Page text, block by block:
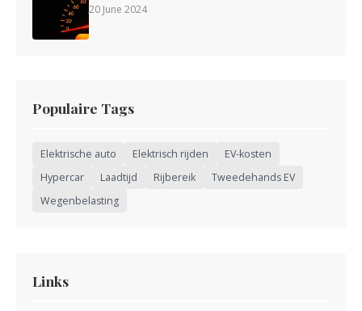
20 June 2024
Populaire Tags
Elektrische auto Elektrisch rijden
EV-kosten
Hypercar
Laadtijd Rijbereik
Tweedehands EV
Wegenbelasting
Links